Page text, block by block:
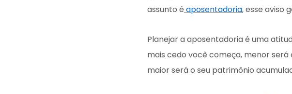
assunto é aposentadoria, esse aviso
Planejar a aposentadoria é uma
mais cedo você começa, menor
maior será o seu patrimônio